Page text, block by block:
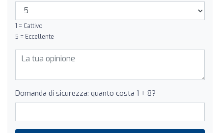
1 = Cattivo
5 = Eccellente
Domanda di sicurezza: quanto costa 1 + 8?